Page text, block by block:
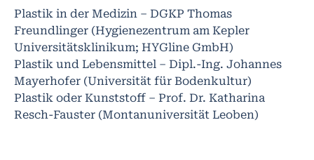
Plastik in der Medizin – DGKP Thomas
Freundlinger (Hygienezentrum am Kepler
Universitätsklinikum; HYGline GmbH)
Plastik und Lebensmittel – Dipl.-Ing. Johannes
Mayerhofer (Universität für Bodenkultur)
Plastik oder Kunststoff – Prof. Dr. Katharina
Resch-Fauster (Montanuniversität Leoben)